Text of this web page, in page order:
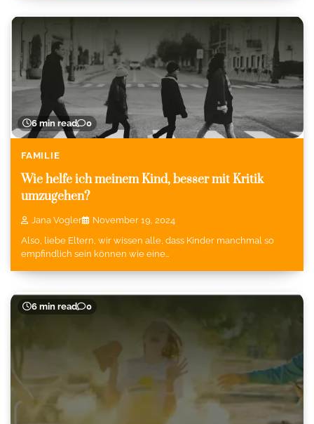
6 min read 0
FAMILIE
Wie helfe ich meinem Kind, besser mit Kritik
umzugehen?
Jana Vogler
November 19, 2024
Also, liebe Eltern, wir wissen alle, dass Kinder manchmal so
empfindlich sein können wie eine…
6 min read 0